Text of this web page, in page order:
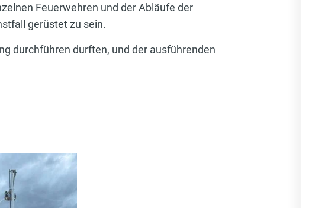
Feuerwehren und der Abläufe der
gerüstet zu sein.
durchführen durften, und der ausführenden